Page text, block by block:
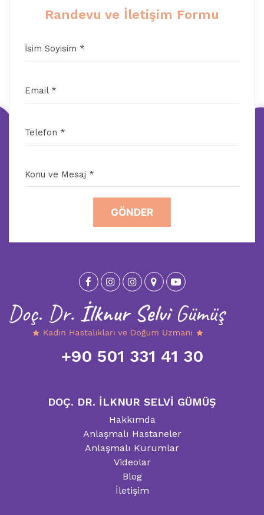
Randevu ve İletişim Formu
İsim Soyisim *
Email *
Telefon *
Konu ve Mesaj *
GÖNDER
+90 501 331 41 30
DOÇ. DR. İLKNUR SELVİ GÜMÜŞ
Hakkımda
Anlaşmalı Hastaneler
Anlaşmalı Kurumlar
Videolar
Blog
İletişim